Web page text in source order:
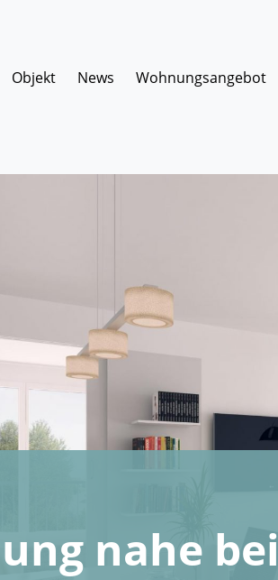
Objekt News Wohnungsangebot
nahe bei